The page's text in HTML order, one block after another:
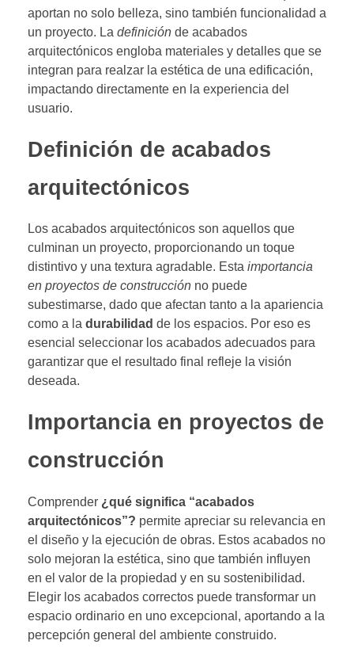
aportan no solo belleza, sino también funcionalidad a
un proyecto. La definición de acabados
arquitectónicos engloba materiales y detalles que se
integran para realzar la estética de una edificación,
impactando directamente en la experiencia del
usuario.
Definición de acabados
arquitectónicos
Los acabados arquitectónicos son aquellos que
culminan un proyecto, proporcionando un toque
distintivo y una textura agradable. Esta importancia
en proyectos de construcción no puede
subestimarse, dado que afectan tanto a la apariencia
como a la durabilidad de los espacios. Por eso es
esencial seleccionar los acabados adecuados para
garantizar que el resultado final refleje la visión
deseada.
Importancia en proyectos de
construcción
Comprender ¿qué significa “acabados
arquitectónicos”? permite apreciar su relevancia en
el diseño y la ejecución de obras. Estos acabados no
solo mejoran la estética, sino que también influyen
en el valor de la propiedad y en su sostenibilidad.
Elegir los acabados correctos puede transformar un
espacio ordinario en uno excepcional, aportando a la
percepción general del ambiente construido.